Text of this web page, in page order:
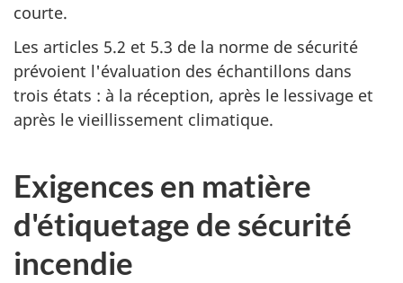
courte.
Les articles 5.2 et 5.3 de la norme de sécurité
prévoient l'évaluation des échantillons dans
trois états : à la réception, après le lessivage et
après le vieillissement climatique.
Exigences en matière
d'étiquetage de sécurité
incendie